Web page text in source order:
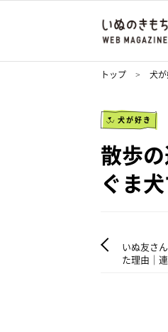
トップ 犬
犬が好き
散歩
ぐま
いぬ友さ
た理由｜